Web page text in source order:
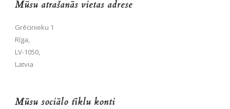
Mūsu atrašanās vietas adrese
Grēcinieku 1
Rīga,
LV-1050,
Latvia
Mūsu sociālo tīklu konti